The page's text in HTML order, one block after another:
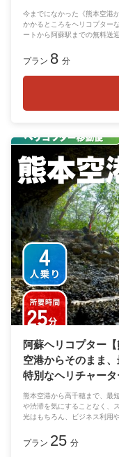
今までになかった《熊本空港
かかるところをヘリコプター
ートから阿蘇駅までの無料送
プラン 8 分
阿蘇ヘリコプター
空港からそのまま、
特別なヘリチャー
熊本空港から高千穂まで、最
や渋滞を気にすることなく、
光はもちろん、ビジネス利用
プラン 25 分